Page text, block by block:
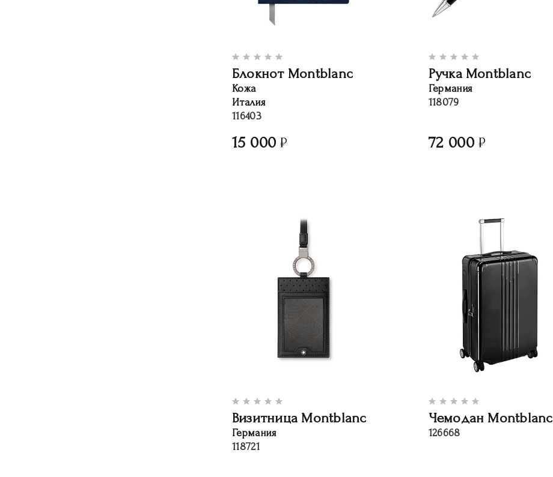
Блокнот Montblanc
Кожа
Италия
116403
15 000
Ручка Montblanc
Германия
118079
72 000
Визитница Montblanc
Германия
118721
Чемодан Montblanc
126668